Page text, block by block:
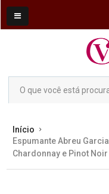
Início
Espumante Abreu
Chardonnay e Pinot Noir